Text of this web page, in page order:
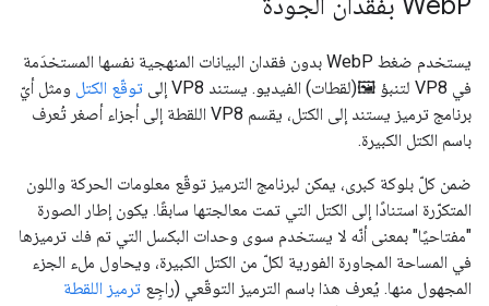
يستخدم ضغط WebP بدون فقدان البيانات المنهجية نفسها المستخدَمة
في VP8 لتنبؤ 🖼️(لقطات) الفيديو. يستند VP8 إلى
توقّع الكتل ومثل أيّ
برنامج ترميز يستند إلى الكتل، يقسم VP8 اللقطة إلى أجزاء أصغر تُعرف
باسم الكتل الكبيرة.
ضمن كلّ بلوكة كبرى، يمكن لبرنامج الترميز توقّع معلومات الحركة واللون
المتكرّرة استنادًا إلى الكتل التي تمت معالجتها سابقًا. يكون إطار الصورة
"مفتاحيًا" بمعنى أنّه لا يستخدم سوى وحدات البكسل التي تم فك ترميزها
في المساحة المجاورة الفورية لكلّ من الكتل الكبيرة، ويحاول ملء الجزء
المجهول منها. يُعرف هذا باسم الترميز التوقّعي (راجِع ترميز اللقطة